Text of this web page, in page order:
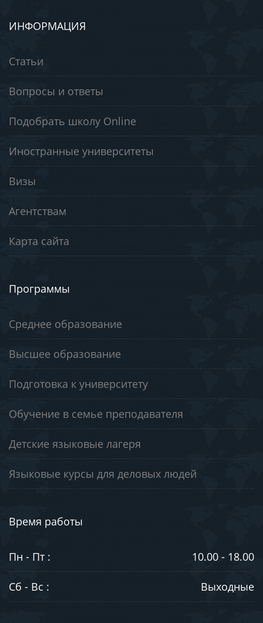
ИНФОРМАЦИЯ
Статьи
Вопросы и ответы
Подобрать школу Online
Иностранные университеты
Визы
Агентствам
Карта сайта
Программы
Среднее образование
Высшее образование
Подготовка к университету
Обучение в семье преподавателя
Детские языковые лагеря
Языковые курсы для деловых людей
Время работы
Пн - Пт : 10.00 - 18.00
Сб - Вс : Выходные